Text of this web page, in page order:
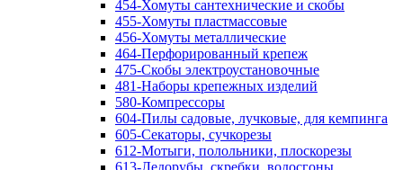
454-Хомуты сантехнические и скобы
455-Хомуты пластмассовые
456-Хомуты металлические
464-Перфорированный крепеж
475-Скобы электроустановочные
481-Наборы крепежных изделий
580-Компрессоры
604-Пилы садовые, лучковые, для кемпинга
605-Секаторы, сучкорезы
612-Мотыги, полольники, плоскорезы
613-Ледорубы, скребки, водосгоны